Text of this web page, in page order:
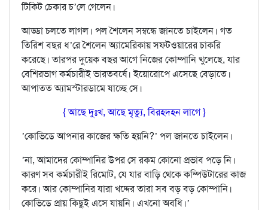
টিকিট চেকার চ’লে গেলেন।
আড্ডা চলতে লাগল। পল শৈলেন সম্বন্ধে জানতে চাইলেন। গত
তিরিশ বছর ধ’রে শৈলেন অ‍্যামেরিকায় সফ্টওয়ারের চাকরি
করেছে। তারপর দুয়েক বছর আগে নিজের কোম্পানি খুলেছে, যার
বেশিরভাগ কর্মচারীই ভারতবর্ষে। ইয়োরোপে এসেছে বেড়াতে।
আপাতত অ‍্যামস্টারডামে যাচ্ছে সে।
{ আছে দুঃখ, আছে মৃত‍্যু, বিরহদহন লাগে }
’কোভিডে আপনার কাজের ক্ষতি হয়নি?’ পল জানতে চাইলেন।
’না, আমাদের কোম্পানির উপর সে রকম কোনো প্রভাব পড়ে নি।
কারণ সব কর্মচারীই রিমোট, যে যার বাড়ি থেকে কম্পিউটারের কাজ
করে। আর কোম্পানির যারা খদ্দের তারা সব বড় বড় কোম্পানি।
কোভিডে প্রায় কিছুই এসে যায়নি। এখনো অবধি।’